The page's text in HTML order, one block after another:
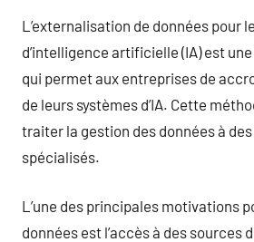
L’externalisation de données pour
d’intelligence artificielle (IA) est
qui permet aux entreprises de
de leurs systèmes d’IA. Cette
traiter la gestion des données à
spécialisés.
L’une des principales motivations
données est l’accès à des sources